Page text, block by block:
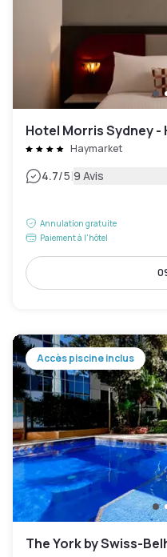
Hotel Morris Sydney
Haymarket
4.7/5|9 Avis
Annulation gratuite
Paiement à l'hôtel
Accès piscine inclus
The York by Swiss-